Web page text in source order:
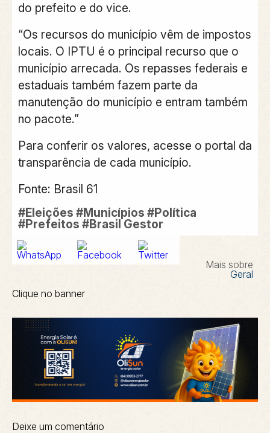
do prefeito e do vice.
“Os recursos do município vêm de impostos
locais. O IPTU é o principal recurso que o
município arrecada. Os repasses federais e
estaduais também fazem parte da
manutenção do município e entram também
no pacote.”
Para conferir os valores, acesse o portal da
transparência de cada município.
Fonte: Brasil 61
#Eleições #Municípios #Política
#Prefeitos #Brasil Gestor
Mais sobre
Geral
Clique no banner
Deixe um comentário